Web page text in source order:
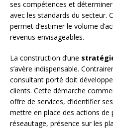
ses compétences et
avec les standards du secteur.
permet d’estimer le volume
revenus envisageables.
La construction d’une
s’avère indispensable.
consultant porté doit
clients. Cette démarche
offre de services, d’identifier
mettre en place des actions de
réseautage, présence sur les